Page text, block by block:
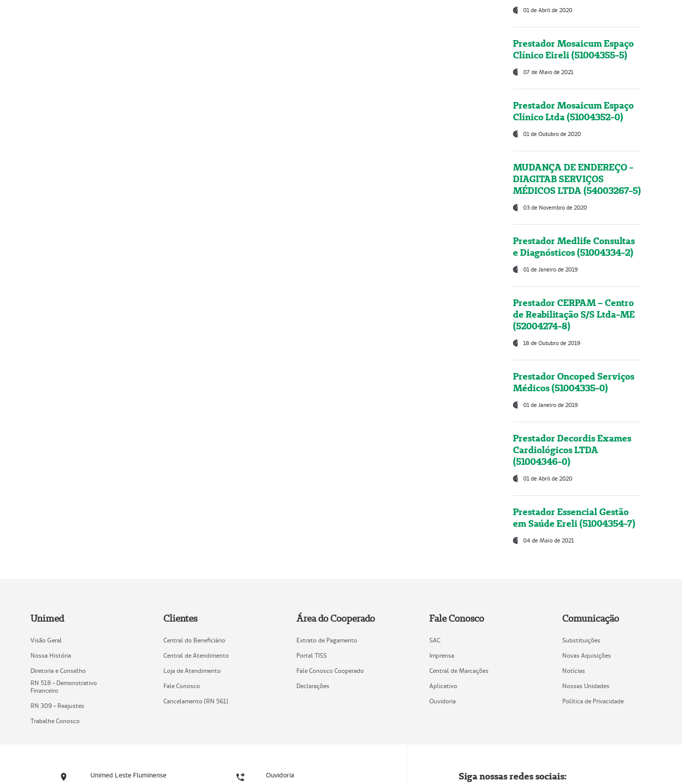
01 de Abril de 2020
Prestador Mosaicum Espaço
Clínico Eireli (51004355-5)
07 de Maio de 2021
Prestador Mosaicum Espaço
Clínico Ltda (51004352-0)
01 de Outubro de 2020
MUDANÇA DE ENDEREÇO -
DIAGITAB SERVIÇOS
MÉDICOS LTDA (54003267-5)
03 de Novembro de 2020
Prestador Medlife Consultas
e Diagnósticos (51004334-2)
01 de Janeiro de 2019
Prestador CERPAM – Centro
de Reabilitação S/S Ltda-ME
(52004274-8)
18 de Outubro de 2019
Prestador Oncoped Serviços
Médicos (51004335-0)
01 de Janeiro de 2019
Prestador Decordis Exames
Cardiológicos LTDA
(51004346-0)
01 de Abril de 2020
Prestador Essencial Gestão
em Saúde Ereli (51004354-7)
04 de Maio de 2021
Unimed
Visão Geral
Nossa História
Diretoria e Conselho
RN 518 - Demonstrativo
Financeiro
RN 309 - Reajustes
Trabalhe Conosco
Clientes
Central do Beneficiário
Central de Atendimento
Loja de Atendimento
Fale Conosco
Cancelamento (RN 561)
Área do Cooperado
Extrato de Pagamento
Portal TISS
Fale Conosco Cooperado
Declarações
Fale Conosco
SAC
Imprensa
Central de Marcações
Aplicativo
Ouvidoria
Comunicação
Substituições
Novas Aquisições
Notícias
Nossas Unidades
Política de Privacidade
Unimed Leste Fluminense Ouvidoria Siga nossas redes sociais: